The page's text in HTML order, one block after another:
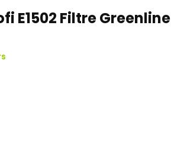
E1502 Filtre Greenline